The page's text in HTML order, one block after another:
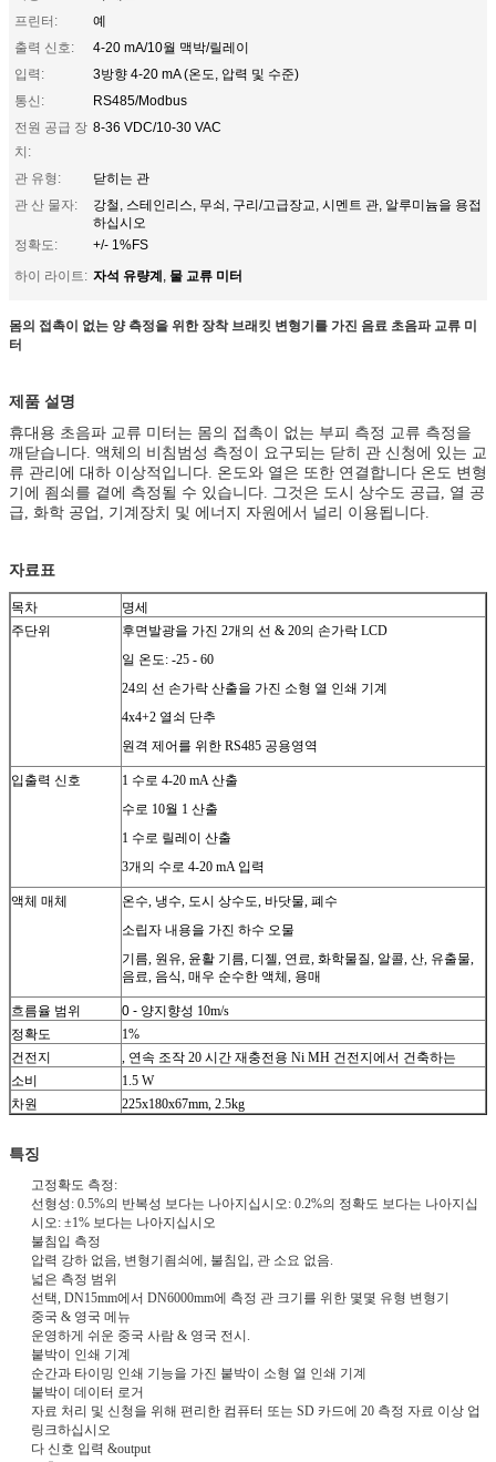
프린터:
예
출력 신호:
4-20 mA/10월 맥박/릴레이
입력:
3방향 4-20 mA (온도, 압력 및 수준)
통신:
RS485/Modbus
전원 공급 장
치:
8-36 VDC/10-30 VAC
관 유형:
닫히는 관
관 산 물자:
강철, 스테인리스, 무쇠, 구리/고급장교, 시멘트 관, 알루미늄을 용접
하십시오
정확도:
+/- 1%FS
하이 라이트: 자석 유량계, 물 교류 미터
몸의 접촉이 없는 양 측정을 위한 장착 브래킷 변형기를 가진 음료 초음파 교류 미
터
제품 설명
휴대용 초음파 교류 미터는 몸의 접촉이 없는 부피 측정 교류 측정을
깨닫습니다. 액체의 비침범성 측정이 요구되는 닫히 관 신청에 있는 교
류 관리에 대하 이상적입니다. 온도와 열은 또한 연결합니다 온도 변형
기에 죔쇠를 곁에 측정될 수 있습니다. 그것은 도시 상수도 공급, 열 공
급, 화학 공업, 기계장치 및 에너지 자원에서 널리 이용됩니다.
자료표
목차
명세
주단위
후면발광을 가진 2개의 선 & 20의 손가락 LCD
일 온도: -25 - 60
24의 선 손가락 산출을 가진 소형 열 인쇄 기계
4x4+2 열쇠 단추
원격 제어를 위한 RS485 공용영역
입출력 신호
1 수로 4-20 mA 산출
수로 10월 1 산출
1 수로 릴레이 산출
3개의 수로 4-20 mA 입력
액체 매체
온수, 냉수, 도시 상수도, 바닷물, 폐수
소립자 내용을 가진 하수 오물
기름, 원유, 윤활 기름, 디젤, 연료, 화학물질, 알콜, 산, 유출물,
음료, 음식, 매우 순수한 액체, 용매
흐름율 범위 0 - 양지향성 10m/s
정확도
1%
건전지
, 연속 조작 20 시간 재충전용 Ni MH 건전지에서 건축하는
소비
1.5 W
차원
225x180x67mm, 2.5kg
특징
고정확도 측정:
선형성: 0.5%의 반복성 보다는 나아지십시오: 0.2%의 정확도 보다는 나아지십
시오: ±1% 보다는 나아지십시오
불침입 측정
압력 강하 없음, 변형기죔쇠에, 불침입, 관 소요 없음.
넓은 측정 범위
선택, DN15mm에서 DN6000mm에 측정 관 크기를 위한 몇몇 유형 변형기
중국 & 영국 메뉴
운영하게 쉬운 중국 사람 & 영국 전시.
붙박이 인쇄 기계
순간과 타이밍 인쇄 기능을 가진 붙박이 소형 열 인쇄 기계
붙박이 데이터 로거
자료 처리 및 신청을 위해 편리한 컴퓨터 또는 SD 카드에 20 측정 자료 이상 업
링크하십시오
다 신호 입력 &output